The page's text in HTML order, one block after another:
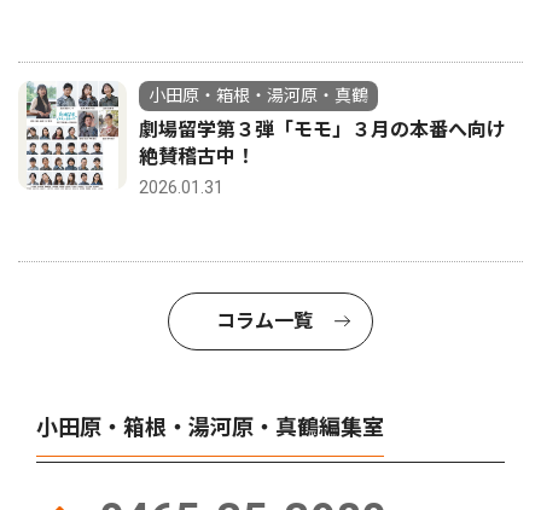
小田原・箱根・湯河原・真鶴
劇場留学第３弾「モモ」３月の本番へ向け
絶賛稽古中！
2026.01.31
コラム一覧
小田原・箱根・湯河原・真鶴編集室